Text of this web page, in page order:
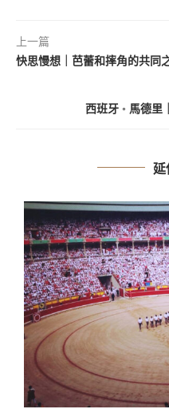
上一篇
快思慢想｜芭蕾和摔角的共同
西班牙 ◦ 馬德里
延